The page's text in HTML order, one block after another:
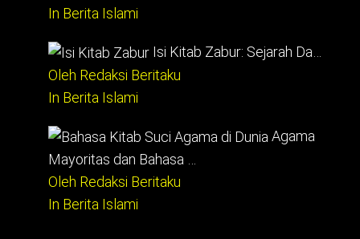
In Berita Islami
Isi Kitab Zabur: Sejarah Da…
Oleh Redaksi Beritaku
In Berita Islami
Agama
Mayoritas dan Bahasa …
Oleh Redaksi Beritaku
In Berita Islami